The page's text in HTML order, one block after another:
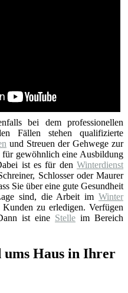
bei dem professionellen
Fällen stehen qualifizierte
und Streuen der Gehwege zur
für gewöhnlich eine Ausbildung
ist es für den Winterdienst
Schlosser oder Maurer
Sie über eine gute Gesundheit
sind, die Arbeit im Winter
zu erledigen. Verfügen
ist eine Stelle im Bereich
ums Haus in Ihrer